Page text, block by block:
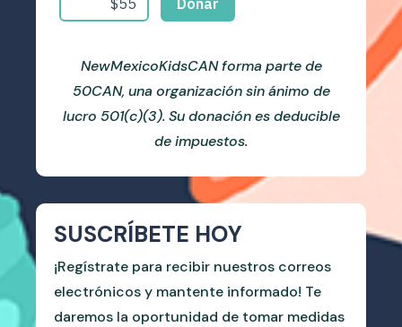
NewMexicoKidsCAN forma parte de
50CAN, una organización sin ánimo de
lucro 501(c)(3). Su donación es deducible
de impuestos.
SUSCRÍBETE HOY
¡Regístrate para recibir nuestros correos
electrónicos y mantente informado! Te
daremos la oportunidad de tomar medidas